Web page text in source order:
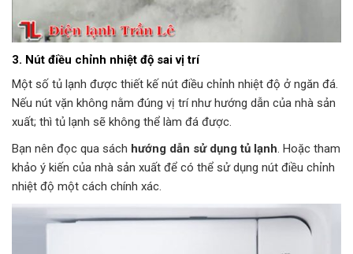
3. Nút điều chỉnh nhiệt độ sai vị trí
Một số tủ lạnh được thiết kế nút điều chỉnh nhiệt độ ở ngăn đá.
Nếu nút vặn không nằm đúng vị trí như hướng dẫn của nhà sản
xuất; thì tủ lạnh sẽ không thể làm đá được.
Bạn nên đọc qua sách hướng dẫn sử dụng tủ lạnh. Hoặc tham
khảo ý kiến của nhà sản xuất để có thể sử dụng nút điều chỉnh
nhiệt độ một cách chính xác.